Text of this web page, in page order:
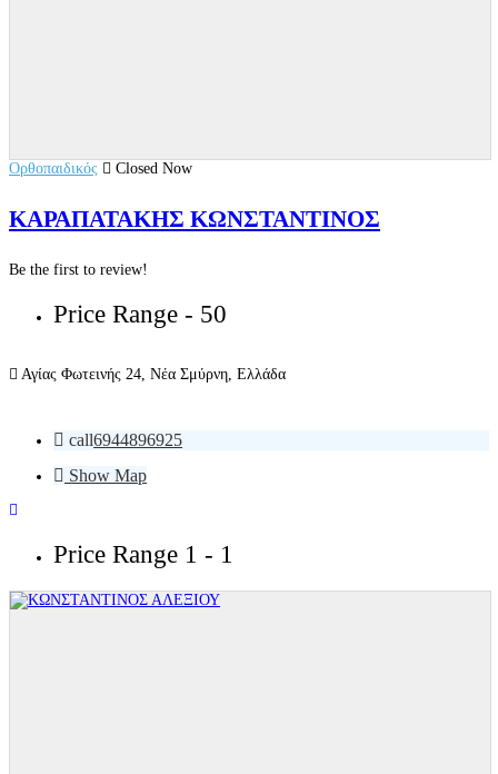
Ορθοπαιδικός Closed Now
ΚΑΡΑΠΑΤΑΚΗΣ ΚΩΝΣΤΑΝΤΙΝΟΣ
Be the first to review!
Price Range - 50
Αγίας Φωτεινής 24, Νέα Σμύρνη, Ελλάδα
call6944896925
Show Map
Price Range 1 - 1